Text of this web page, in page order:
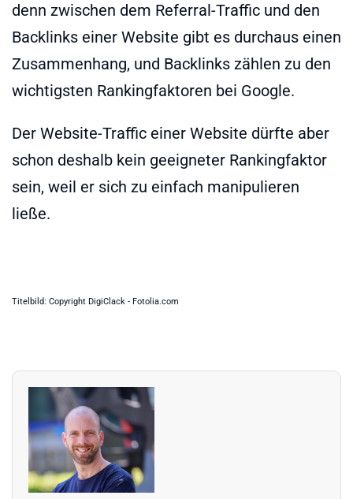
denn zwischen dem Referral-Traffic und den
Backlinks einer Website gibt es durchaus einen
Zusammenhang, und Backlinks zählen zu den
wichtigsten Rankingfaktoren bei Google.
Der Website-Traffic einer Website dürfte aber
schon deshalb kein geeigneter Rankingfaktor
sein, weil er sich zu einfach manipulieren
ließe.
Titelbild: Copyright DigiClack - Fotolia.com